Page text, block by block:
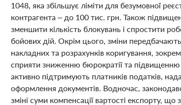
1048, яка збільшує ліміти для безумовної
контрагента – до 100 тис. грн. Також
зменшити кількість блокувань і спростити
бойових дій. Окрім цього, зміни
накладних та розрахунків коригування,
сприяти зниженню бюрократії та підвищенню
активно підтримують платників податків,
оформлення документів. Водночас,
зміні суми компенсації вартості експорту,